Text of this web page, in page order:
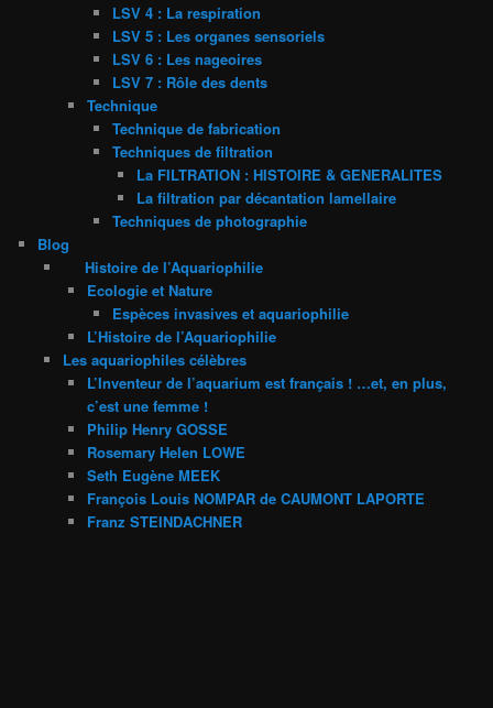
LSV 4 : La respiration
LSV 5 : Les organes sensoriels
LSV 6 : Les nageoires
LSV 7 : Rôle des dents
Technique
Technique de fabrication
Techniques de filtration
La FILTRATION : HISTOIRE & GENERALITES
La filtration par décantation lamellaire
Techniques de photographie
Blog
Histoire de l’Aquariophilie
Ecologie et Nature
Espèces invasives et aquariophilie
L’Histoire de l’Aquariophilie
Les aquariophiles célèbres
L’Inventeur de l’aquarium est français ! …et, en plus,
c’est une femme !
Philip Henry GOSSE
Rosemary Helen LOWE
Seth Eugène MEEK
François Louis NOMPAR de CAUMONT LAPORTE
Franz STEINDACHNER